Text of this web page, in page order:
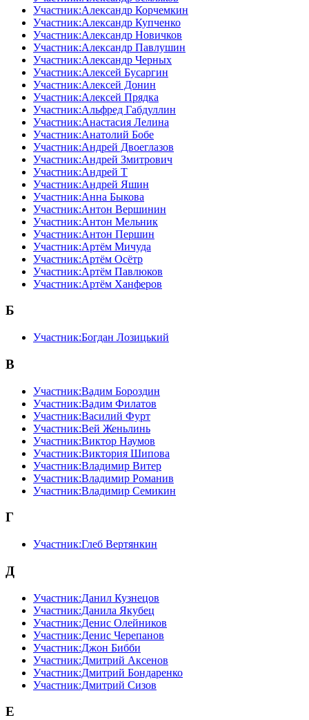
Участник:Александр Корчемкин
Участник:Александр Купченко
Участник:Александр Новичков
Участник:Александр Павлушин
Участник:Александр Черных
Участник:Алексей Бусаргин
Участник:Алексей Донин
Участник:Алексей Прядка
Участник:Альфред Габдуллин
Участник:Анастасия Лелина
Участник:Анатолий Бобе
Участник:Андрей Двоеглазов
Участник:Андрей Змитрович
Участник:Андрей Т
Участник:Андрей Яшин
Участник:Анна Быкова
Участник:Антон Вершинин
Участник:Антон Мельник
Участник:Антон Першин
Участник:Артём Мичуда
Участник:Артём Осётр
Участник:Артём Павлюков
Участник:Артём Ханферов
Б
Участник:Богдан Лозицький
В
Участник:Вадим Бороздин
Участник:Вадим Филатов
Участник:Василий Фурт
Участник:Вей Женьлинь
Участник:Виктор Наумов
Участник:Виктория Шипова
Участник:Владимир Витер
Участник:Владимир Романив
Участник:Владимир Семикин
Г
Участник:Глеб Вертянкин
Д
Участник:Данил Кузнецов
Участник:Данила Якубец
Участник:Денис Олейников
Участник:Денис Черепанов
Участник:Джон Бибби
Участник:Дмитрий Аксенов
Участник:Дмитрий Бондаренко
Участник:Дмитрий Сизов
Е